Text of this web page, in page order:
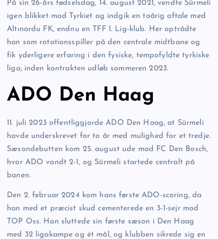
På sin 26-års fødselsdag, 14. august 2021, vendte Sürmeli
igen blikket mod Tyrkiet og indgik en toårig aftale med
Altınordu FK, endnu en TFF 1. Lig-klub. Her optrådte
han som rotationsspiller på den centrale midtbane og
fik yderligere erfaring i den fysiske, tempofyldte tyrkiske
liga, inden kontrakten udløb sommeren 2023.
ADO Den Haag
11. juli 2023 offentliggjorde ADO Den Haag, at Sürmeli
havde underskrevet for to år med mulighed for et tredje.
Sæsondebutten kom 25. august ude mod FC Den Bosch,
hvor ADO vandt 2-1, og Sürmeli startede centralt på
banen.
Den 2. februar 2024 kom hans første ADO-scoring, da
han med et præcist skud cementerede en 3-1-sejr mod
TOP Oss. Han sluttede sin første sæson i Den Haag
med 32 ligakampe og ét mål, og klubben sikrede sig en